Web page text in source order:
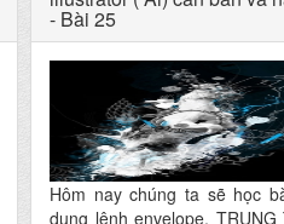
- Bài 25
Hôm nay chúng ta sẽ học
dụng lệnh envelope. TRUNG